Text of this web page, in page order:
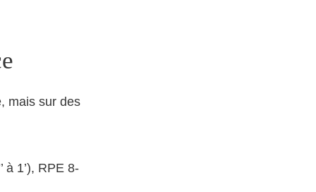
mais sur des
à 1’), RPE 8-